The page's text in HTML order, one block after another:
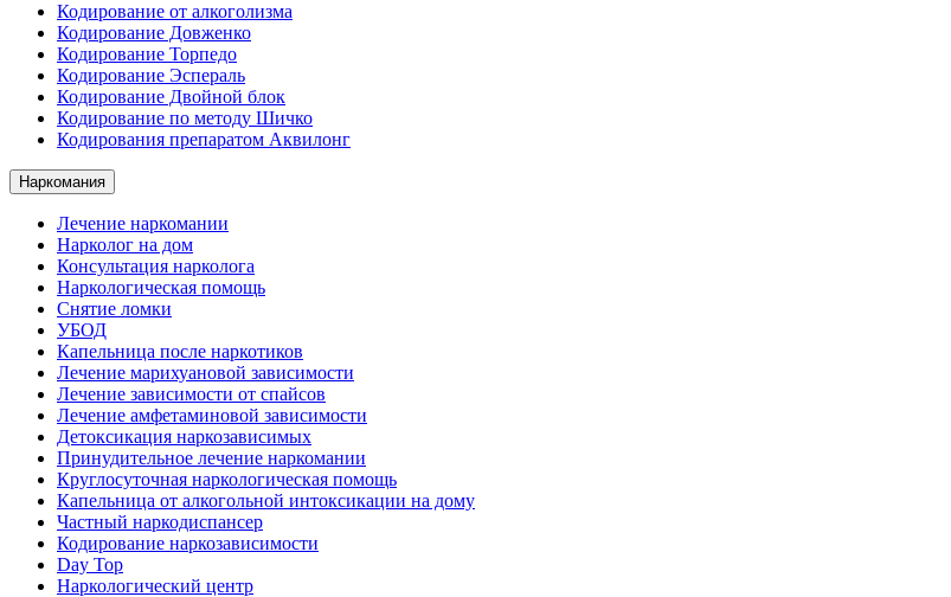
Кодирование от алкоголизма
Кодирование Довженко
Кодирование Торпедо
Кодирование Эспераль
Кодирование Двойной блок
Кодирование по методу Шичко
Кодирования препаратом Аквилонг
Наркомания
Лечение наркомании
Нарколог на дом
Консультация нарколога
Наркологическая помощь
Снятие ломки
УБОД
Капельница после наркотиков
Лечение марихуановой зависимости
Лечение зависимости от спайсов
Лечение амфетаминовой зависимости
Детоксикация наркозависимых
Принудительное лечение наркомании
Круглосуточная наркологическая помощь
Капельница от алкогольной интоксикации на дому
Частный наркодиспансер
Кодирование наркозависимости
Day Top
Наркологический центр